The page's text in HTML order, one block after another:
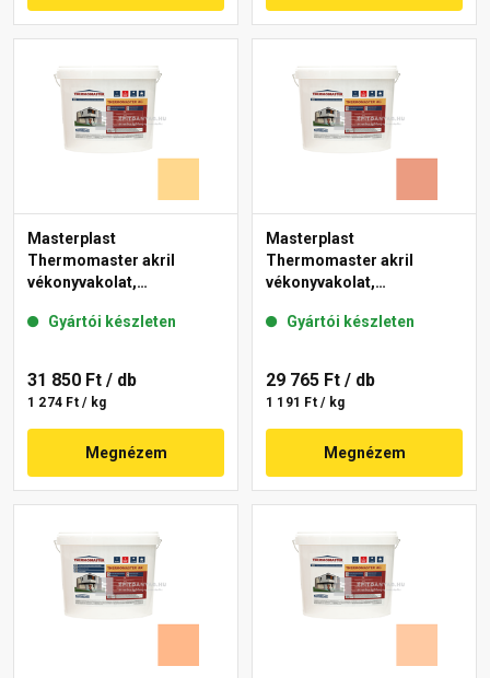
Masterplast
Thermomaster akril
vékonyvakolat,
01-D 25 kg
Gyártói készleten
31 850 Ft / db
1 274 Ft / kg
Megnézem
Masterplast
Thermomaster akril
vékonyvakolat,
17-C 25 kg
Gyártói készleten
29 765 Ft / db
1 191 Ft / kg
Megnézem